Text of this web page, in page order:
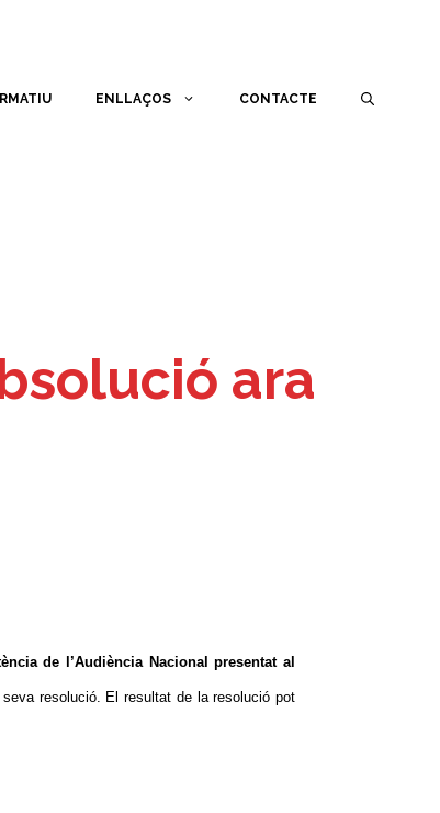
ENLLAÇOS CONTACTE
ara
de l’Audiència Nacional presentat al
seva resolució. El resultat de la resolució pot